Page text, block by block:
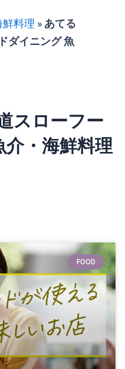
料理 » あてる
ダイニング 魚
スローフー
介・海鮮料理
FOOD